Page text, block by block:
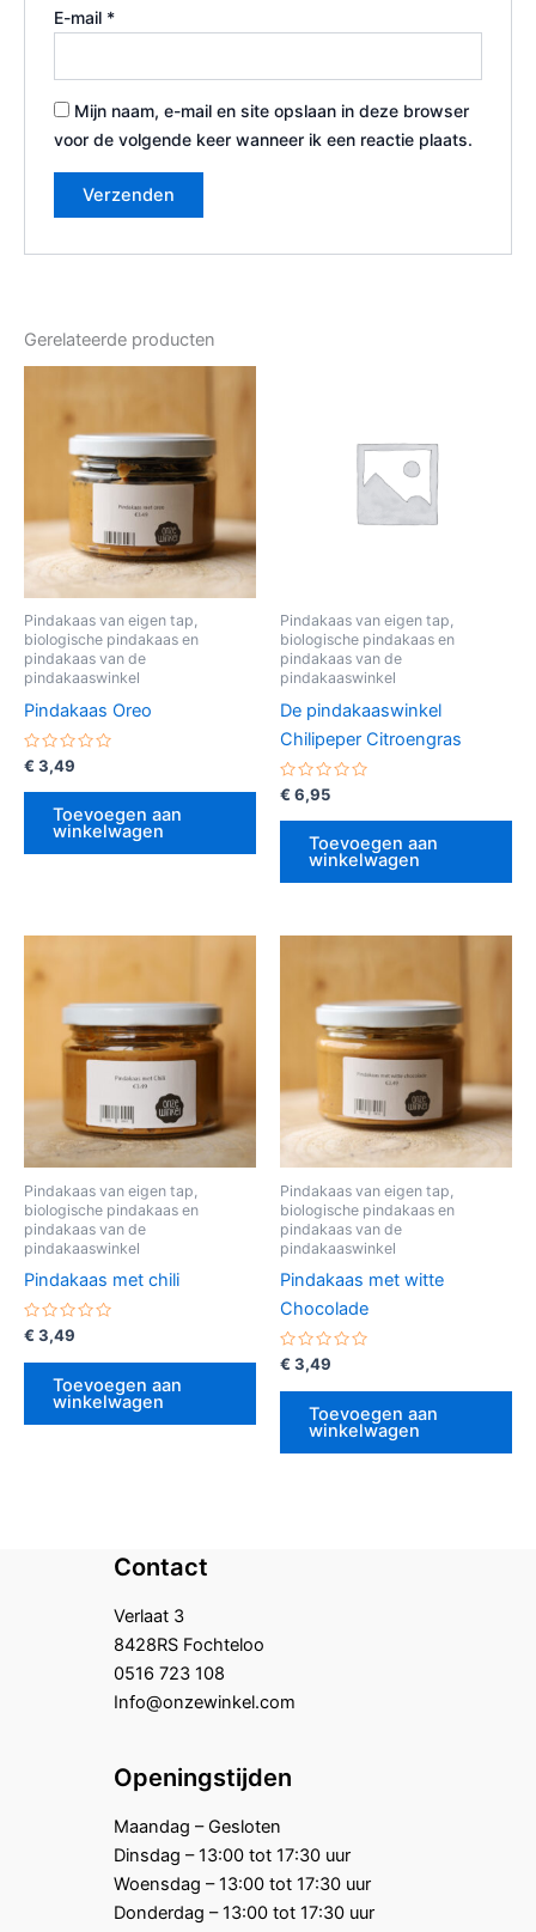
E-mail *
Mijn naam, e-mail en site opslaan in deze browser
voor de volgende keer wanneer ik een reactie plaats.
Gerelateerde producten
Pindakaas van eigen tap,
biologische pindakaas en
pindakaas van de
pindakaaswinkel
Pindakaas Oreo
Gewaardeerd
0
uit
€ 3,49
Toevoegen aan
winkelwagen
Pindakaas van eigen tap,
biologische pindakaas en
pindakaas van de
pindakaaswinkel
De pindakaaswinkel
Chilipeper Citroengras
Gewaardeerd
0
uit
€ 6,95
Toevoegen aan
winkelwagen
Pindakaas van eigen tap,
biologische pindakaas en
pindakaas van de
pindakaaswinkel
Pindakaas met chili
Gewaardeerd
uit
€ 3,49
Toevoegen aan
winkelwagen
Pindakaas van eigen tap,
biologische pindakaas en
pindakaas van de
pindakaaswinkel
Pindakaas met witte
Chocolade
Gewaardeerd
uit
€ 3,49
Toevoegen aan
winkelwagen
Contact
Verlaat 3
8428RS Fochteloo
0516 723 108
Info@onzewinkel.com
Openingstijden
Maandag – Gesloten
Dinsdag – 13:00 tot 17:30 uur
Woensdag – 13:00 tot 17:30 uur
Donderdag – 13:00 tot 17:30 uur